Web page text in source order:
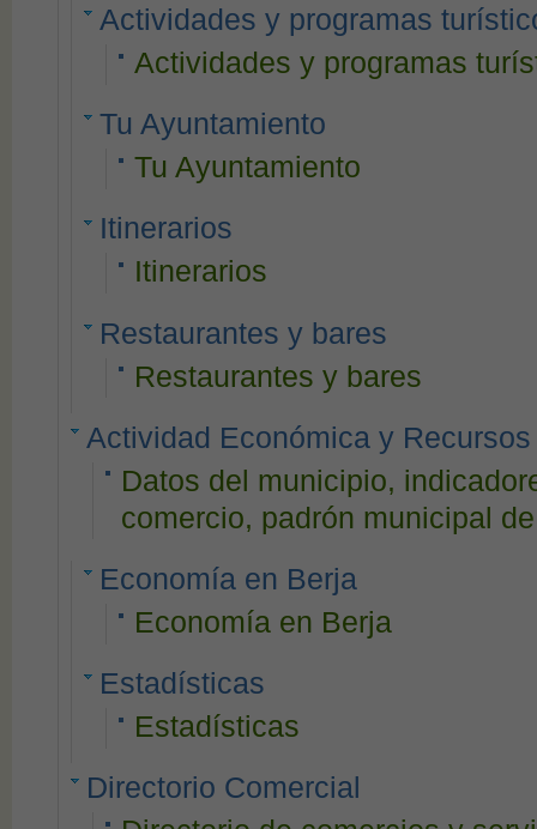
Actividades y programas
Actividades y programas
Tu Ayuntamiento
Tu Ayuntamiento
Itinerarios
Itinerarios
Restaurantes y bares
Restaurantes y bares
Actividad Económica y Recursos
Datos del municipio,
comercio, padrón municipal
Economía en Berja
Economía en Berja
Estadísticas
Estadísticas
Directorio Comercial